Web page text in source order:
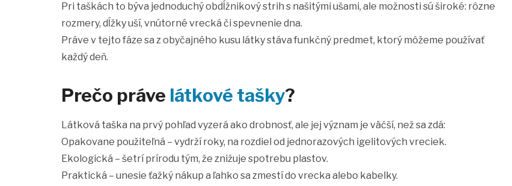
Pri taškách to býva jednoduchý obdĺžnikový strih s našitými ušami, ale možnosti sú široké: rôzne
rozmery, dĺžky uší, vnútorné vrecká či spevnenie dna.
Práve v tejto fáze sa z obyčajného kusu látky stáva funkčný predmet, ktorý môžeme používať
každý deň.
Prečo práve látkové tašky?
Látková taška na prvý pohľad vyzerá ako drobnosť, ale jej význam je väčší, než sa zdá:
Opakovane použiteľná – vydrží roky, na rozdiel od jednorazových igelitových vreciek.
Ekologická – šetrí prírodu tým, že znižuje spotrebu plastov.
Praktická – unesie ťažký nákup a ľahko sa zmestí do vrecka alebo kabelky.